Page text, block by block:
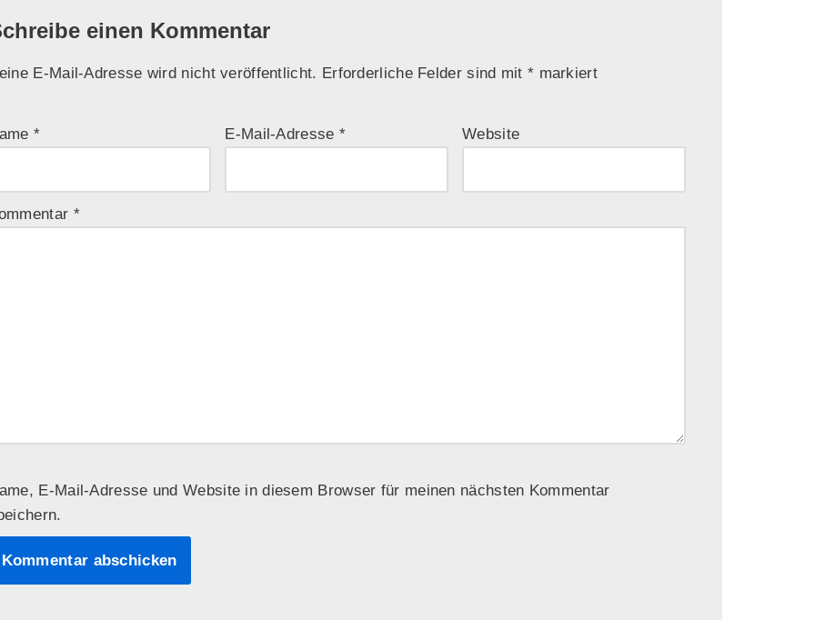
einen Kommentar
E-Mail-Adresse wird nicht veröffentlicht. Erforderliche Felder sind mit * markiert
* E-Mail-Adresse * Website
*
E-Mail-Adresse und Website in diesem Browser für meinen nächsten Kommentar